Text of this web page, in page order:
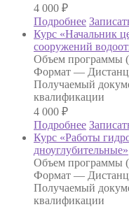
4 000 ₽
Подробнее
Курс «Начальник
сооружений
Объем программы
Формат —
Получаемый
квалификации
4 000 ₽
Подробнее
Курс «Работы
дноуглубительные»
Объем программы
Формат —
Получаемый
квалификации